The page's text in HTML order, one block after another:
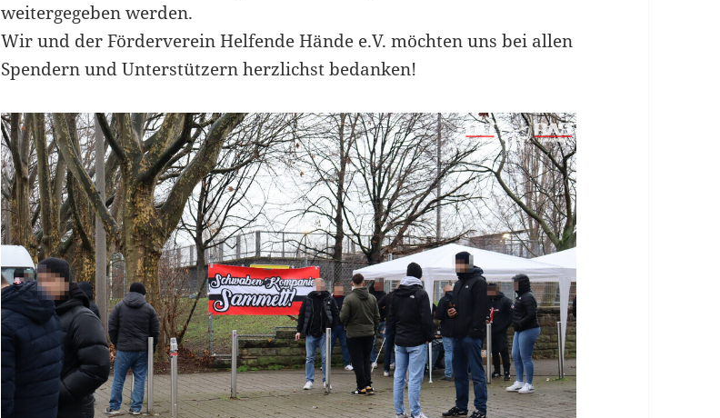
weitergegeben werden.
Wir und der Förderverein Helfende Hände e.V. möchten uns bei allen
Spendern und Unterstützern herzlichst bedanken!